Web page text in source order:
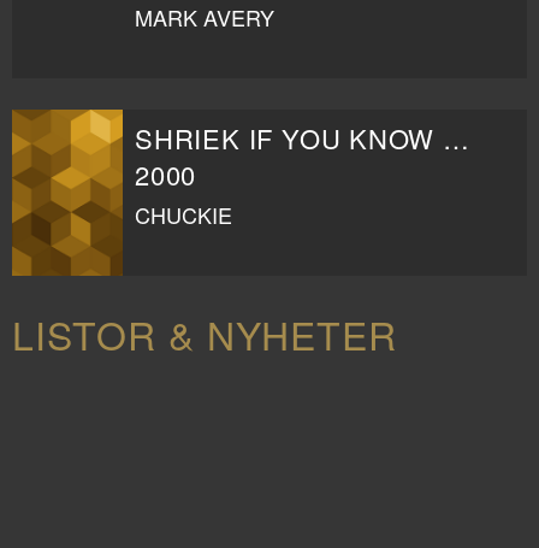
MARK AVERY
SHRIEK IF YOU KNOW WHAT I DID LAST FRIDAY THE THIRTEENTH
2000
CHUCKIE
LISTOR & NYHETER